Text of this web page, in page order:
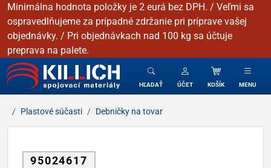
Minimálna hodnota položky je 2 eurá bez DPH. / Veľmi sa
ospravedlňujeme za prípadné zdržanie pri príprave vašej
objednávky. / Pri objednávkach nad 100 kg sa účtuje
preprava na palete.
KILLICH - Spojovacie materiály
HĽADAŤ ÚČET KOŠÍK MENU
Plastové súčasti Debničky na tovar
95024617